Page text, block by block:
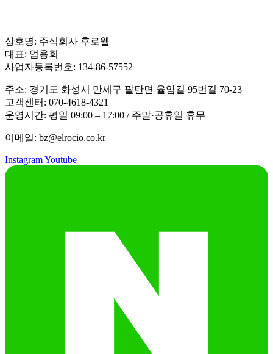
상호명: 주식회사 후로웰
대표: 엄용회
사업자등록번호: 134-86-57552
주소: 경기도 화성시 만세구 팔탄면 율암길 95번길 70-23
고객센터: 070-4618-4321
운영시간: 평일 09:00 – 17:00 / 주말·공휴일 휴무
이메일: bz@elrocio.co.kr
InstagramYoutube